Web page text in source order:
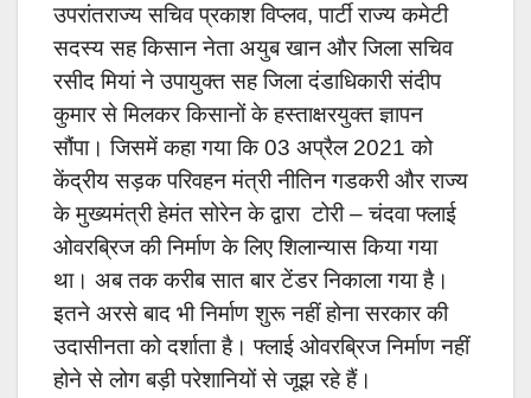
उपरांतराज्य सचिव प्रकाश विप्लव, पार्टी राज्य कमेटी
सदस्य सह किसान नेता अयुब खान और जिला सचिव
रसीद मियां ने उपायुक्त सह जिला दंडाधिकारी संदीप
कुमार से मिलकर किसानों के हस्ताक्षरयुक्त ज्ञापन
सौंपा। जिसमें कहा गया कि 03 अप्रैल 2021 को
केंद्रीय सड़क परिवहन मंत्री नीतिन गडकरी और राज्य
के मुख्यमंत्री हेमंत सोरेन के द्वारा टोरी – चंदवा फ्लाई
ओवरब्रिज की निर्माण के लिए शिलान्यास किया गया
था। अब तक करीब सात बार टेंडर निकाला गया है।
इतने अरसे बाद भी निर्माण शुरू नहीं होना सरकार की
उदासीनता को दर्शाता है। फ्लाई ओवरब्रिज निर्माण नहीं
होने से लोग बड़ी परेशानियों से जूझ रहे हैं।